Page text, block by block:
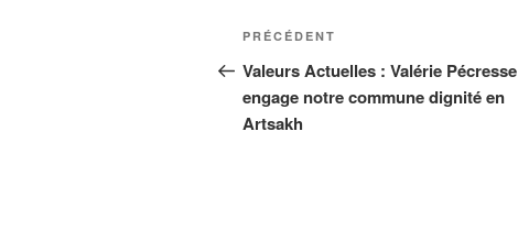
Navigation
de
l’article
Article
précédent
PRÉCÉDENT
Valeurs Actuelles : Valérie Pécresse
engage notre commune dignité en
Artsakh